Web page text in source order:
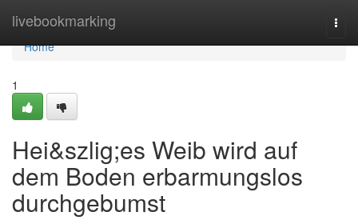
livebookmarking
Home
Home
1
Hei&szlig;es Weib wird auf
dem Boden erbarmungslos
durchgebumst